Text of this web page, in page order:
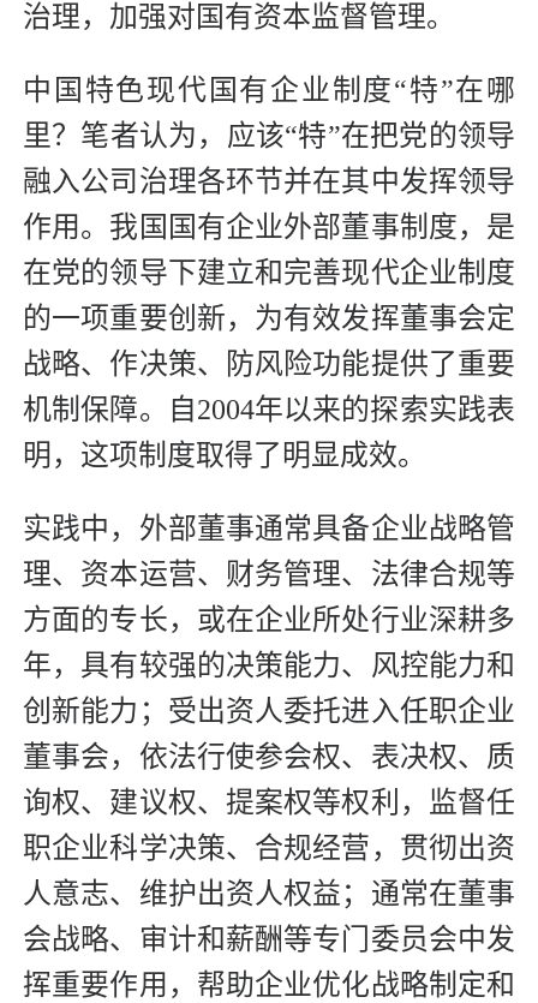
治理，加强对国有资本监督管理。
中国特色现代国有企业制度“特”在哪
里？笔者认为，应该“特”在把党的领导
融入公司治理各环节并在其中发挥领导
作用。我国国有企业外部董事制度，是
在党的领导下建立和完善现代企业制度
的一项重要创新，为有效发挥董事会定
战略、作决策、防风险功能提供了重要
机制保障。自2004年以来的探索实践表
明，这项制度取得了明显成效。
实践中，外部董事通常具备企业战略管
理、资本运营、财务管理、法律合规等
方面的专长，或在企业所处行业深耕多
年，具有较强的决策能力、风控能力和
创新能力；受出资人委托进入任职企业
董事会，依法行使参会权、表决权、质
询权、建议权、提案权等权利，监督任
职企业科学决策、合规经营，贯彻出资
人意志、维护出资人权益；通常在董事
会战略、审计和薪酬等专门委员会中发
挥重要作用，帮助企业优化战略制定和